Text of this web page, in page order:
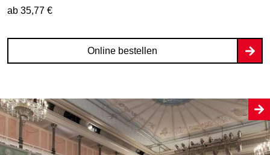
ab 35,77 €
Online bestellen